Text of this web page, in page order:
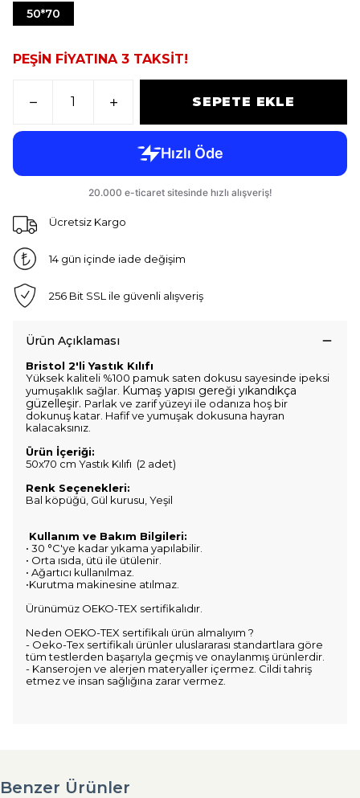
50*70
PEŞİN FİYATINA 3 TAKSİT!
SEPETE EKLE
Ücretsiz Kargo
14 gün içinde iade değişim
256 Bit SSL ile güvenli alışveriş
Ürün Açıklaması
Bristol 2'li Yastık Kılıfı
Yüksek kaliteli %100 pamuk saten dokusu sayesinde ipeksi
yumuşaklık sağlar. Kumaş yapısı gereği yıkandıkça
güzelleşir. Parlak ve zarif yüzeyi ile odanıza hoş bir
dokunuş katar. Hafif ve yumuşak dokusuna hayran
kalacaksınız.
Ürün İçeriği:
50x70 cm Yastık Kılıfı (2 adet)
Renk Seçenekleri:
Bal köpüğü, Gül kurusu, Yeşil
Kullanım ve Bakım Bilgileri:
• 30 °C'ye kadar yıkama yapılabilir.
• Orta ısıda, ütü ile ütülenir.
• Ağartıcı kullanılmaz.
•Kurutma makinesine atılmaz.
Ürünümüz OEKO-TEX sertifikalıdır.
Neden OEKO-TEX sertifikalı ürün almalıyım ?
- Oeko-Tex sertifikalı ürünler uluslararası standartlara göre
tüm testlerden başarıyla geçmiş ve onaylanmış ürünlerdir.
- Kanserojen ve alerjen materyaller içermez. Cildi tahriş
etmez ve insan sağlığına zarar vermez.
Benzer Ürünler